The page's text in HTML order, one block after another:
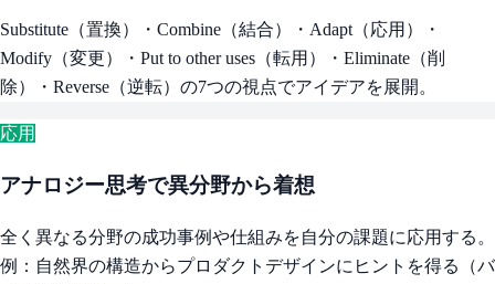
Substitute（置換）・Combine（結合）・Adapt（応用）・
Modify（変更）・Put to other uses（転用）・Eliminate（削
除）・Reverse（逆転）の7つの視点でアイデアを展開。
応用
アナロジー思考で異分野から着想
全く異なる分野の成功事例や仕組みを自分の課題に応用する。
例：自然界の構造からプロダクトデザインにヒントを得る（バ